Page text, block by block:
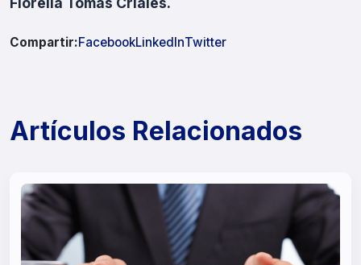
Compartir:FacebookLinkedInTwitter
Artículos Relacionados